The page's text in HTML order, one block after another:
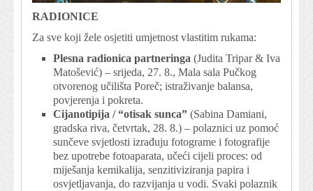
RADIONICE
Za sve koji žele osjetiti umjetnost vlastitim rukama:
Plesna radionica partneringa (Judita Tripar & Iva
Matošević) – srijeda, 27. 8., Mala sala Pučkog
otvorenog učilišta Poreč; istraživanje balansa,
povjerenja i pokreta.
Cijanotipija / “otisak sunca” (Sabina Damiani,
gradska riva, četvrtak, 28. 8.) – polaznici uz pomoć
sunčeve svjetlosti izrađuju fotograme i fotografije
bez upotrebe fotoaparata, učeći cijeli proces: od
miješanja kemikalija, senzitiviziranja papira i
osvjetljavanja, do razvijanja u vodi. Svaki polaznik